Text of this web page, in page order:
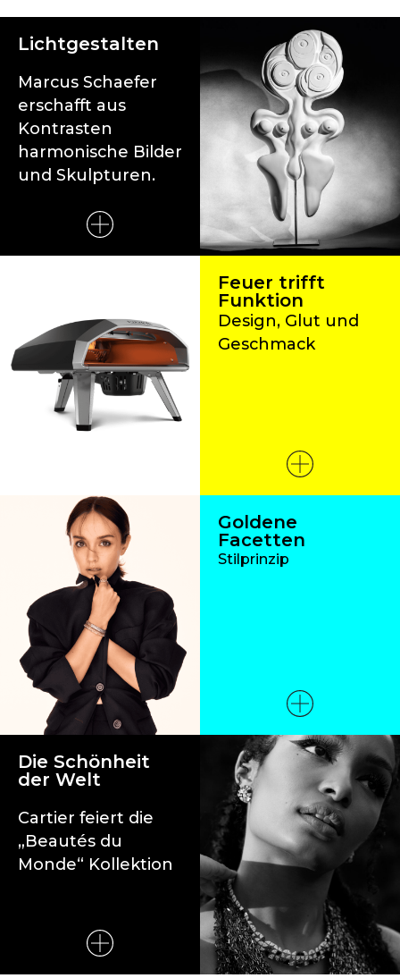
Lichtgestalten
Marcus Schaefer
erschafft aus
Kontrasten
harmonische Bilder
und Skulpturen.
Feuer trifft
Funktion
Design, Glut und
Geschmack
Goldene
Facetten
Stilprinzip
Die Schönheit
der Welt
Cartier feiert die
„Beautés du
Monde“ Kollektion